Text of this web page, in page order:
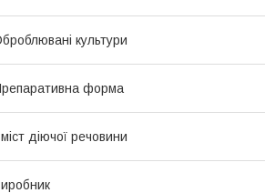
культури
форма
діючої речовини